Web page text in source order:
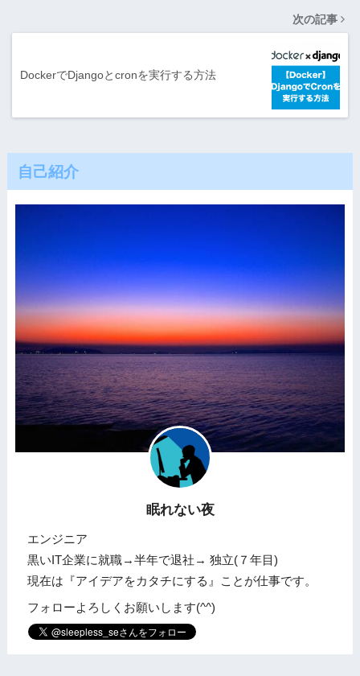
次の記事
DockerでDjangoとcronを実行する方法
自己紹介
眠れない夜
エンジニア
黒いIT企業に就職→半年で退社→ 独立(７年目)
現在は『アイデアをカタチにする』ことが仕事です。
フォローよろしくお願いします(^^)